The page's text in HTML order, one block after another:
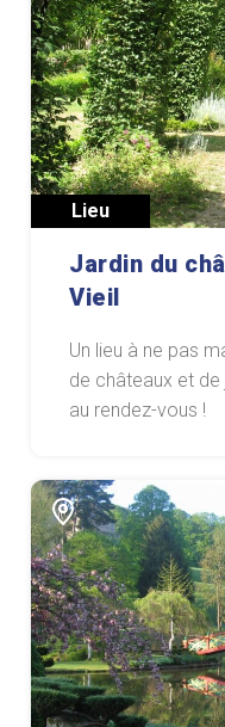
Lieu
Jardin du
Vieil
Un lieu à ne pas
de châteaux et
au rendez-vous !